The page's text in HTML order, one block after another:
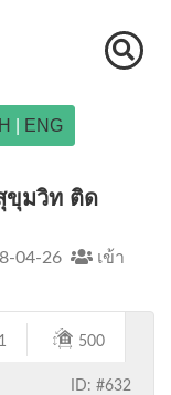
ENG
ขุมวิท ติด
04-26
เข้า
1 500
ID: #632